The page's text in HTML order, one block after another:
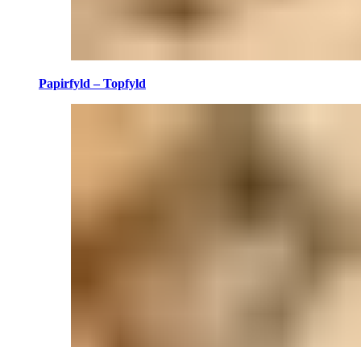
Papirfyld – Topfyld